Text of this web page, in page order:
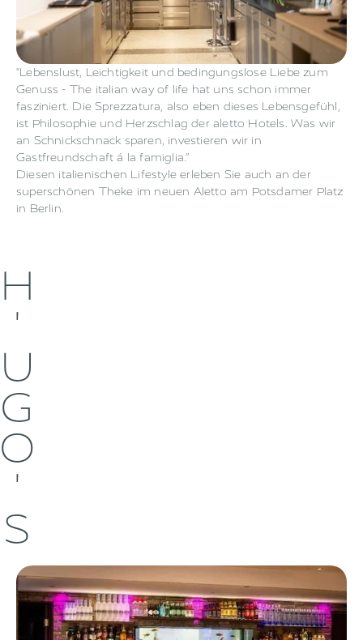
“Lebenslust, Leichtigkeit und bedingungslose Liebe zum
Genuss - The italian way of life hat uns schon immer
fasziniert. Die Sprezzatura, also eben dieses Lebensgefühl,
ist Philosophie und Herzschlag der aletto Hotels. Was wir
an Schnickschnack sparen, investieren wir in
Gastfreundschaft á la famiglia.”
Diesen italienischen Lifestyle erleben Sie auch an der
superschönen Theke im neuen Aletto am Potsdamer Platz
in Berlin.
H
'
U
G
O
'
S